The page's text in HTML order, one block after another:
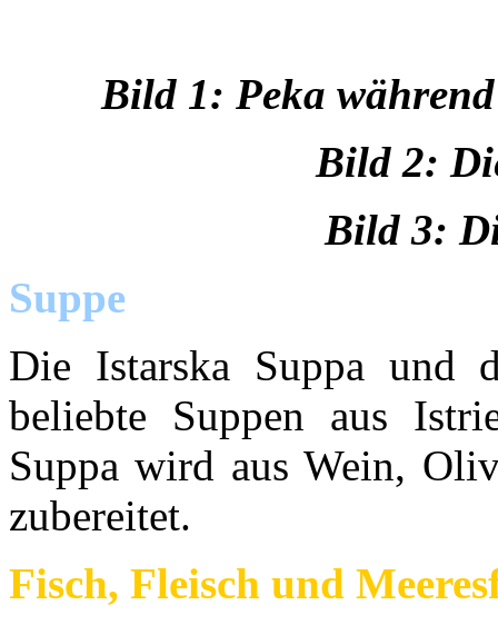
Bild 1: Peka
Bild 2:
Bild 3:
Suppe
Die Istarska Suppa und
beliebte Suppen aus
Suppa wird aus Wein,
zubereitet.
Fisch, Fleisch und